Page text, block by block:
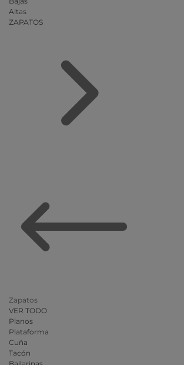
Altas
ZAPATOS
Zapatos
VER TODO
Planos
Plataforma
Cuña
Tacón